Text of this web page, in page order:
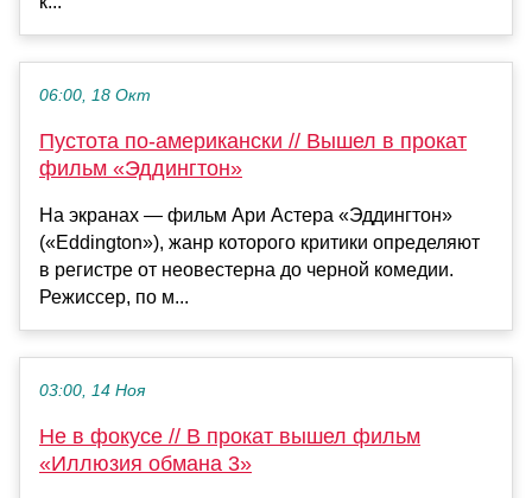
06:00, 18 Окт
Пустота по-американски // Вышел в прокат
фильм «Эддингтон»
На экранах — фильм Ари Астера «Эддингтон»
(«Eddington»), жанр которого критики определяют
в регистре от неовестерна до черной комедии.
Режиссер, по м...
03:00, 14 Ноя
Не в фокусе // В прокат вышел фильм
«Иллюзия обмана 3»